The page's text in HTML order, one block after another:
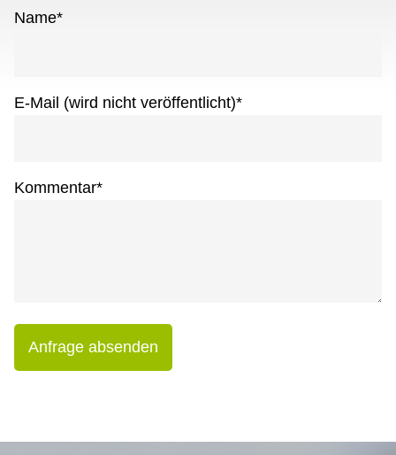
Name*
E-Mail (wird nicht veröffentlicht)*
Kommentar*
Anfrage absenden